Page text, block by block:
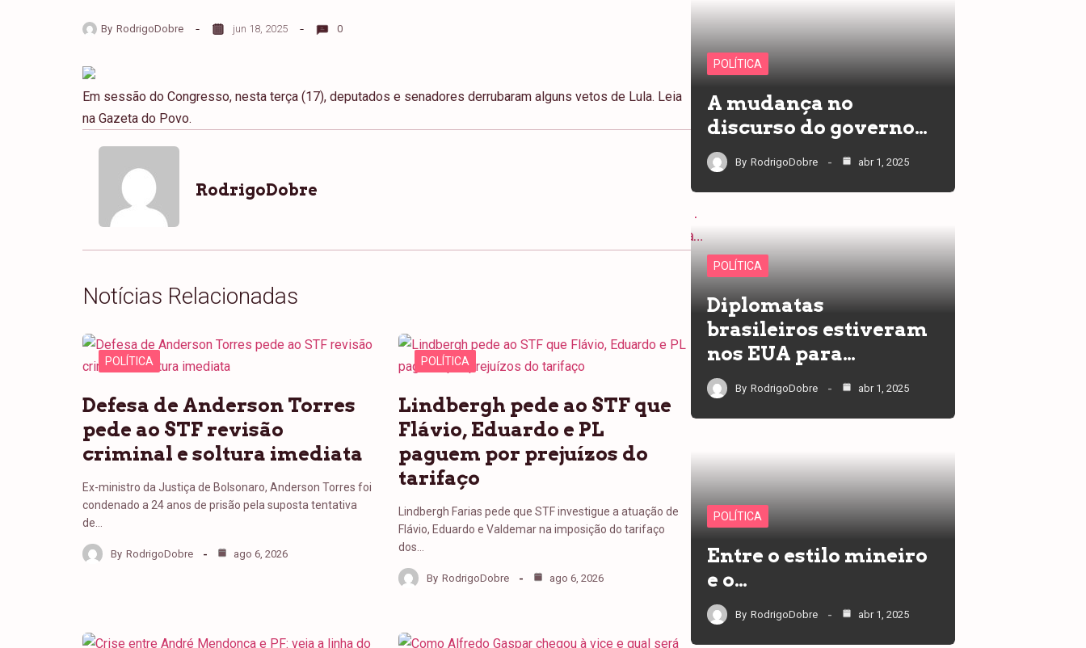
By RodrigoDobre jun 18, 2025 0
Em sessão do Congresso, nesta terça (17), deputados e senadores derrubaram alguns vetos de Lula. Leia
na Gazeta do Povo.
RodrigoDobre
Notícias Relacionadas
POLÍTICA
Defesa de Anderson Torres
pede ao STF revisão
criminal e soltura imediata
Ex-ministro da Justiça de Bolsonaro, Anderson Torres foi
condenado a 24 anos de prisão pela suposta tentativa
de…
By RodrigoDobre ago 6, 2026
POLÍTICA
Lindbergh pede ao STF que
Flávio, Eduardo e PL
paguem por prejuízos do
tarifaço
Lindbergh Farias pede que STF investigue a atuação de
Flávio, Eduardo e Valdemar na imposição do tarifaço
dos…
By RodrigoDobre ago 6, 2026
POLÍTICA
A mudança no
discurso do governo…
By RodrigoDobre abr 1, 2025
POLÍTICA
Diplomatas
brasileiros estiveram
nos EUA para…
By RodrigoDobre abr 1, 2025
POLÍTICA
Entre o estilo mineiro
e o…
By RodrigoDobre abr 1, 2025